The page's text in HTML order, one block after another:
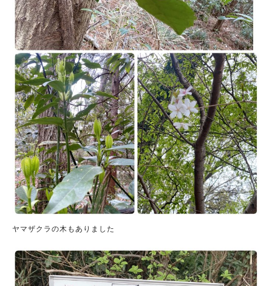
ヤマザクラの木もありました